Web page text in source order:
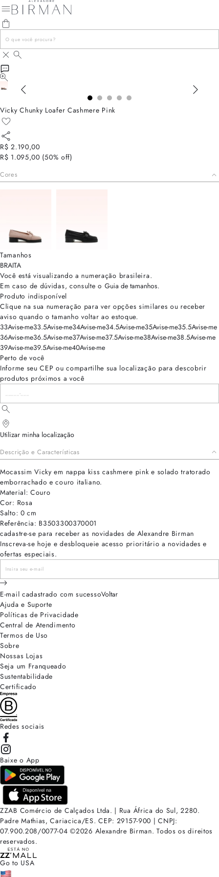
Vicky Chunky Loafer Cashmere Pink
R$ 2.190,00
R$ 1.095,00 (50% off)
Cores
Tamanhos
BRAITA
Você está visualizando a numeração brasileira.
Em caso de dúvidas, consulte o Guia de tamanhos.
Produto indisponível
Clique na sua numeração para ver opções similares ou receber
aviso quando o tamanho voltar ao estoque.
33Avise-me33.5Avise-me34Avise-me34.5Avise-me35Avise-me35.5Avise-me
36Avise-me36.5Avise-me37Avise-me37.5Avise-me38Avise-me38.5Avise-me
39Avise-me39.5Avise-me40Avise-me
Perto de você
Informe seu CEP ou compartilhe sua localização para descobrir
produtos próximos a você
Utilizar minha localização
Descrição e Características
Mocassim Vicky em nappa kiss cashmere pink e solado tratorado
emborrachado e couro italiano.
Material: Couro
Cor: Rosa
Salto: 0 cm
Referência: B3503300370001
cadastre-se para receber as novidades de Alexandre Birman
Inscreva-se hoje e desbloqueie acesso prioritário a novidades e
ofertas especiais.
E-mail cadastrado com sucessoVoltar
Ajuda e Suporte
Políticas de Privacidade
Central de Atendimento
Termos de Uso
Sobre
Nossas Lojas
Seja um Franqueado
Sustentabilidade
Certificado
Redes sociais
Baixe o App
ZZAB Comércio de Calçados Ltda. | Rua África do Sul, 2280.
Padre Mathias, Cariacica/ES. CEP: 29157-900 | CNPJ:
07.900.208/0077-04 ©2026 Alexandre Birman. Todos os direitos
reservados.
Go to USA